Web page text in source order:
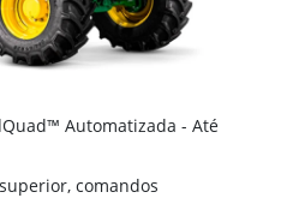
Automatizada - Até
comandos